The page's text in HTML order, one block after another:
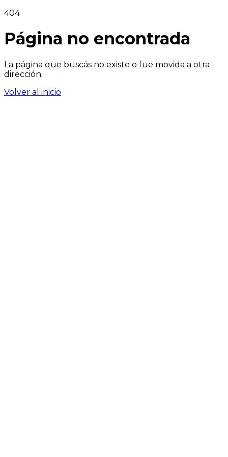
404
Página no encontrada
La página que buscás no existe o fue movida a otra
dirección.
Volver al inicio